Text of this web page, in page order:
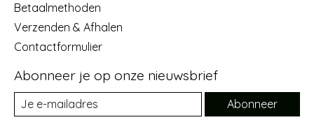
Betaalmethoden
Verzenden & Afhalen
Contactformulier
Abonneer je op onze nieuwsbrief
Abonneer